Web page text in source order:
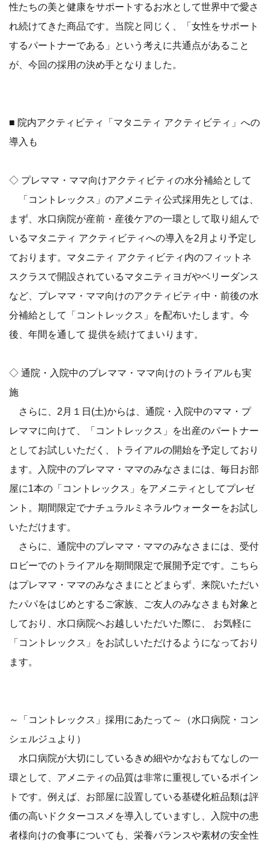
性たちの美と健康をサポートするお水として世界中で愛さ
れ続けてきた商品です。当院と同じく、「女性をサポート
するパートナーである」という考えに共通点があること
が、今回の採用の決め手となりました。
■ 院内アクティビティ「マタニティ アクティビティ」への
導入も
◇ プレママ・ママ向けアクティビティの水分補給として
「コントレックス」のアメニティ公式採用先としては、
まず、水口病院が産前・産後ケアの一環として取り組んで
いるマタニティ アクティビティへの導入を2月より予定し
ております。マタニティ アクティビティ内のフィットネ
スクラスで開設されているマタニティヨガやベリーダンス
など、プレママ・ママ向けのアクティビティ中・前後の水
分補給として「コントレックス」を配布いたします。今
後、年間を通して 提供を続けてまいります。
◇ 通院・入院中のプレママ・ママ向けのトライアルも実
施
さらに、2月１日(土)からは、通院・入院中のママ・プ
レママに向けて、「コントレックス」を出産のパートナー
としてお試しいただく、トライアルの開始を予定しており
ます。入院中のプレママ・ママのみなさまには、毎日お部
屋に1本の「コントレックス」をアメニティとしてプレゼ
ント。期間限定でナチュラルミネラルウォーターをお試し
いただけます。
さらに、通院中のプレママ・ママのみなさまには、受付
ロビーでのトライアルを期間限定で展開予定です。こちら
はプレママ・ママのみなさまにとどまらず、来院いただい
たパパをはじめとするご家族、ご友人のみなさまも対象と
しており、水口病院へお越しいただいた際に、 お気軽に
「コントレックス」をお試しいただけるようになっており
ます。
～「コントレックス」採用にあたって～（水口病院・コン
シェルジュより）
水口病院が大切にしているきめ細やかなおもてなしの一
環として、アメニティの品質は非常に重視しているポイン
トです。例えば、お部屋に設置している基礎化粧品類は評
価の高いドクターコスメを導入していますし、入院中の患
者様向けの食事についても、栄養バランスや素材の安全性